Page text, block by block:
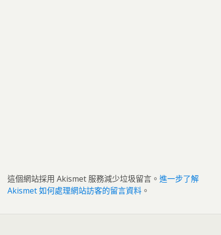
這個網站採用 Akismet 服務減少垃圾留言。 進一步了解
Akismet 如何處理網站訪客的留言資料 。